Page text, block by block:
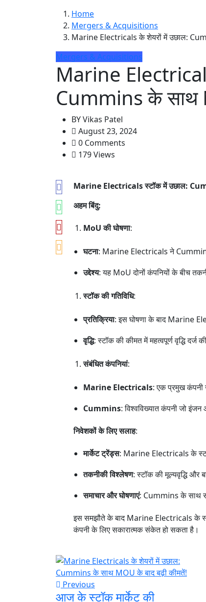
Home
Mergers & Acquisitions
Marine Electricals के शेयरों में उछाल:
Mergers & Acquisitions
Marine
Cummins के साथ
BYVikas Patel
August 23, 2024
0 Comments
179 Views
Marine Electricals स्टॉक में उछाल:
अहम बिंदु:
MoU की घोषणा:
घटना: Marine Electricals ने Cummins
उद्देश्य: यह MoU दोनों कंपनियों के बीच
स्टॉक की गतिविधि:
प्रतिक्रिया: इस घोषणा के बाद Marine
वृद्धि: स्टॉक की कीमत में महत्वपूर्ण वृद्धि दर्ज
संबंधित कंपनियां:
Marine Electricals: एक प्रमुख कंपनी
Cummins: विश्वविख्यात कंपनी जो
निवेशकों के लिए सलाह:
मार्केट ट्रेंड्स: Marine Electricals के
तकनीकी विश्लेषण: स्टॉक की मूल्यवृद्धि और
समाचार और घोषणाएं: Cummins के साथ
इस समझौते के बाद Marine Electricals के
कंपनी के लिए सकारात्मक संकेत हो सकता है।
Previous
आज के स्टॉक मार्केट की